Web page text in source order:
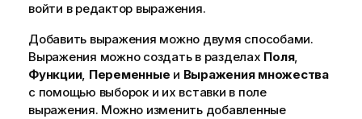
войти в редактор выражения.
Добавить выражения можно двумя способами.
Выражения можно создать в разделах Поля,
Функции, Переменные и Выражения множества
с помощью выборок и их вставки в поле
выражения. Можно изменить добавленные